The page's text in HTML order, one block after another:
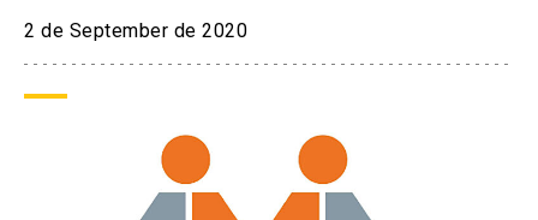
2 de September de 2020